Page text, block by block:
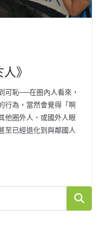
》
可恥──在圈內人看來，
行為，當然會覺得「啊
他圈外人、或國外人眼
至已經退化到與鄰國人